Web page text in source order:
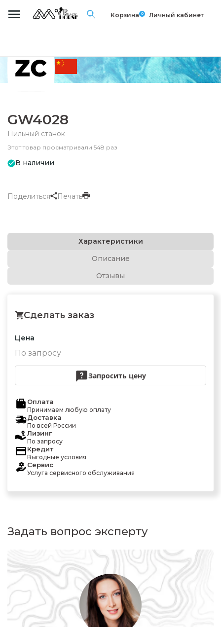
Корзина 0 Личный кабинет
GW4028
Пильный станок
Этот товар просматривали 548 раз
В наличии
Поделиться Печать
Характеристики
Описание
Отзывы
Сделать заказ
Цена
По запросу
Запросить цену
Оплата
Принимаем любую оплату
Доставка
По всей России
Лизинг
По запросу
Кредит
Выгодные условия
Сервис
Услуга сервисного обслуживания
Задать вопрос эксперту